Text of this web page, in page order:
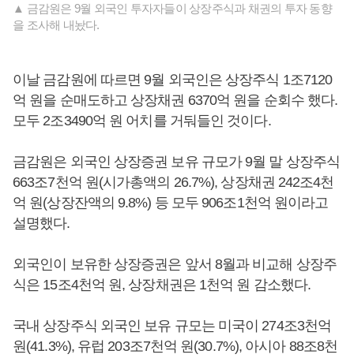
▲ 금감원은 9월 외국인 투자자들이 상장주식과 채권의 투자 동향
을 조사해 내놨다.
이날 금감원에 따르면 9월 외국인은 상장주식 1조7120
억 원을 순매도하고 상장채권 6370억 원을 순회수 했다.
모두 2조3490억 원 어치를 거둬들인 것이다.
금감원은 외국인 상장증권 보유 규모가 9월 말 상장주식
663조7천억 원(시가총액의 26.7%), 상장채권 242조4천
억 원(상장잔액의 9.8%) 등 모두 906조1천억 원이라고
설명했다.
외국인이 보유한 상장증권은 앞서 8월과 비교해 상장주
식은 15조4천억 원, 상장채권은 1천억 원 감소했다.
국내 상장주식 외국인 보유 규모는 미국이 274조3천억
원(41.3%), 유럽 203조7천억 원(30.7%), 아시아 88조8천